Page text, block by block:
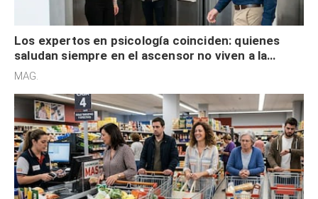
Los expertos en psicología coinciden: quienes
saludan siempre en el ascensor no viven a la
defensiva y tienen apertura social
MAG.